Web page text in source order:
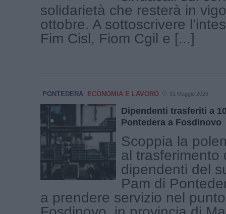
solidarietà che resterà in
ottobre. A sottoscrivere
Fim Cisl, Fiom Cgil e [...]
PONTEDERA ECONOMIA E LAVORO 31 Maggio 2026
Dipendenti trasferiti a
Pontedera a Fosdinovo
Scoppia la
al trasferimento
dipendenti del
Pam di
a prendere servizio nel